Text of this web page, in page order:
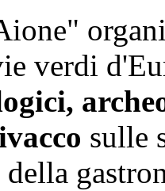
verdi
sulle